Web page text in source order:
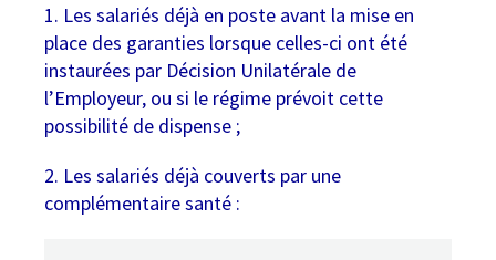
1. Les salariés déjà en poste avant la mise en
place des garanties lorsque celles-ci ont été
instaurées par Décision Unilatérale de
l’Employeur, ou si le régime prévoit cette
possibilité de dispense ;
2. Les salariés déjà couverts par une
complémentaire santé :